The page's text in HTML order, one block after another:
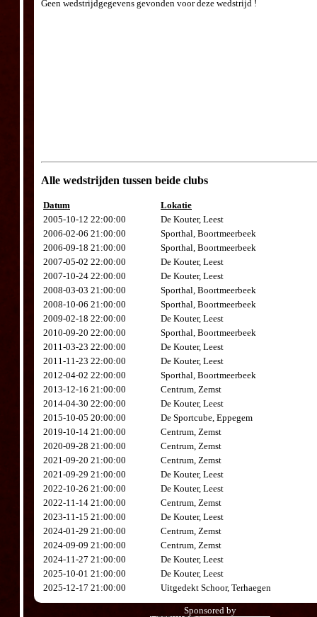
Geen wedstrijdgegevens gevonden voor deze wedstrijd !
Alle wedstrijden tussen beide clubs
Datum
Lokatie
2005-10-12 22:00:00
De Kouter, Leest
2006-02-06 21:00:00
Sporthal, Boortmeerbeek
2006-09-18 21:00:00
Sporthal, Boortmeerbeek
2007-05-02 22:00:00
De Kouter, Leest
2007-10-24 22:00:00
De Kouter, Leest
2008-03-03 21:00:00
Sporthal, Boortmeerbeek
2008-10-06 21:00:00
Sporthal, Boortmeerbeek
2009-02-18 22:00:00
De Kouter, Leest
2010-09-20 22:00:00
Sporthal, Boortmeerbeek
2011-03-23 22:00:00
De Kouter, Leest
2011-11-23 22:00:00
De Kouter, Leest
2012-04-02 22:00:00
Sporthal, Boortmeerbeek
2013-12-16 21:00:00
Centrum, Zemst
2014-04-30 22:00:00
De Kouter, Leest
2015-10-05 20:00:00
De Sportcube, Eppegem
2019-10-14 21:00:00
Centrum, Zemst
2020-09-28 21:00:00
Centrum, Zemst
2021-09-20 21:00:00
Centrum, Zemst
2021-09-29 21:00:00
De Kouter, Leest
2022-10-26 21:00:00
De Kouter, Leest
2022-11-14 21:00:00
Centrum, Zemst
2023-11-15 21:00:00
De Kouter, Leest
2024-01-29 21:00:00
Centrum, Zemst
2024-09-09 21:00:00
Centrum, Zemst
2024-11-27 21:00:00
De Kouter, Leest
2025-10-01 21:00:00
De Kouter, Leest
2025-12-17 21:00:00
Uitgedekt Schoor, Terhaegen
Sponsored by